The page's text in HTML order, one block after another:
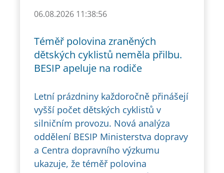
06.08.2026 11:38:56
Téměř polovina zraněných
dětských cyklistů neměla přilbu.
BESIP apeluje na rodiče
Letní prázdniny každoročně přinášejí
vyšší počet dětských cyklistů v
silničním provozu. Nová analýza
oddělení BESIP Ministerstva dopravy
a Centra dopravního výzkumu
ukazuje, že téměř polovina